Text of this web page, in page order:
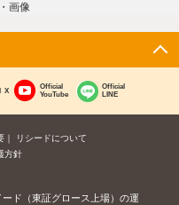
画像
X
Official
YouTube
Official
LINE
リシードについて
方針
ド（東証グロース上場）の運